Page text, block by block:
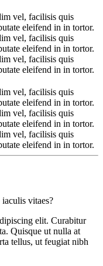
vel, facilisis quis
eleifend in in tortor.
vel, facilisis quis
eleifend in in tortor.
vel, facilisis quis
eleifend in in tortor.
vel, facilisis quis
eleifend in in tortor.
vel, facilisis quis
eleifend in in tortor.
vel, facilisis quis
eleifend in in tortor.
vitaes?
elit. Curabitur
Quisque ut nulla at
tellus, ut feugiat nibh